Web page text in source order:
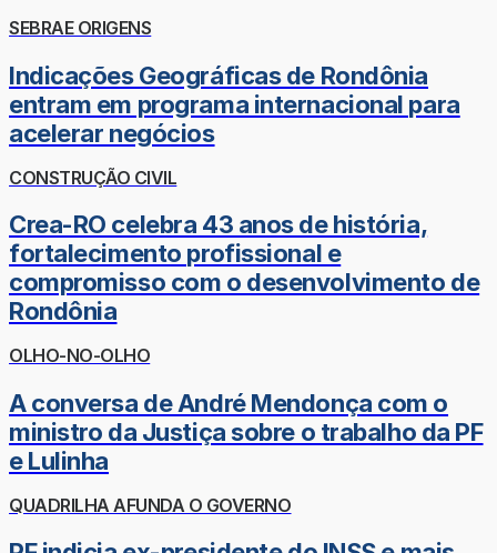
SEBRAE ORIGENS
Indicações Geográficas de Rondônia
entram em programa internacional para
acelerar negócios
CONSTRUÇÃO CIVIL
Crea-RO celebra 43 anos de história,
fortalecimento profissional e
compromisso com o desenvolvimento de
Rondônia
OLHO-NO-OLHO
A conversa de André Mendonça com o
ministro da Justiça sobre o trabalho da PF
e Lulinha
QUADRILHA AFUNDA O GOVERNO